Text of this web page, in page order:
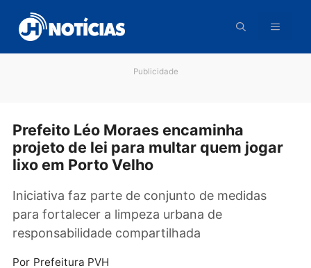
para
conteúdo
Prefeito Léo Moraes encaminha
projeto de lei para multar quem
Iniciativa faz parte de conjunto de medidas
para fortalecer a limpeza urbana de
responsabilidade compartilhada